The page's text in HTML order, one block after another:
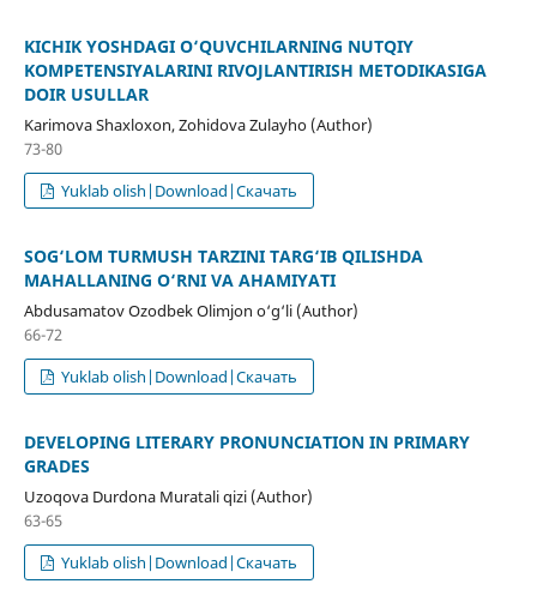
KICHIK YOSHDAGI O‘QUVCHILARNING NUTQIY
KOMPETENSIYALARINI RIVOJLANTIRISH METODIKASIGA
DOIR USULLAR
Karimova Shaxloxon, Zohidova Zulayho (Author)
73-80
Yuklab olish|Download|Скачать
SOG‘LOM TURMUSH TARZINI TARG‘IB QILISHDA
MAHALLANING O‘RNI VA AHAMIYATI
Abdusamatov Ozodbek Olimjon o‘g‘li (Author)
66-72
Yuklab olish|Download|Скачать
DEVELOPING LITERARY PRONUNCIATION IN PRIMARY
GRADES
Uzoqova Durdona Muratali qizi (Author)
63-65
Yuklab olish|Download|Скачать